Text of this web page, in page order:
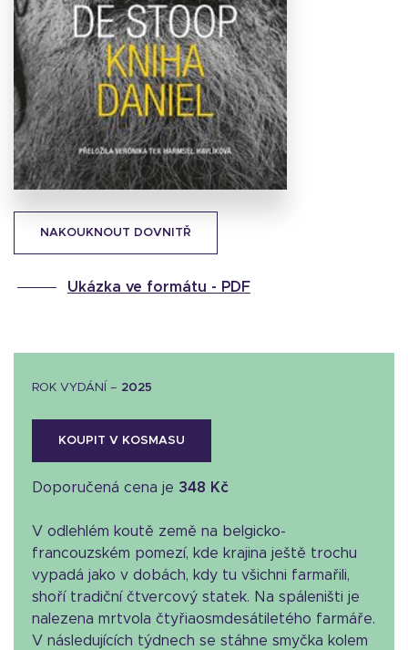
NAKOUKNOUT DOVNITŘ
Ukázka ve formátu - PDF
ROK VYDÁNÍ – 2025
KOUPIT V KOSMASU
Doporučená cena je 348 Kč
V odlehlém koutě země na belgicko-
francouzském pomezí, kde krajina ještě trochu
vypadá jako v dobách, kdy tu všichni farmařili,
shoří tradiční čtvercový statek. Na spáleništi je
nalezena mrtvola čtyřiaosmdesátiletého farmáře.
V následujících týdnech se stáhne smyčka kolem